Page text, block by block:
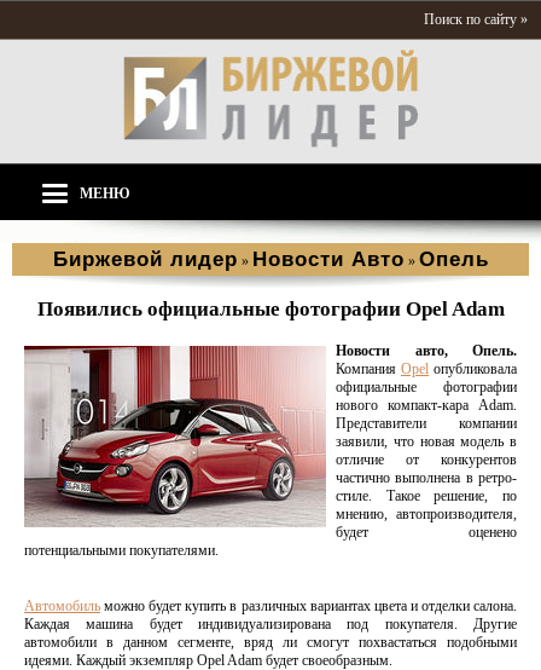
Поиск по сайту »
МЕНЮ
Биржевой лидер » Новости Aвто » Опель
Появились официальные фотографии Opel Adam
Новости авто, Опель.
Компания Opel опубликовала
официальные фотографии
нового компакт-кара Adam.
Представители компании
заявили, что новая модель в
отличие от конкурентов
частично выполнена в ретро-
стиле. Такое решение, по
мнению, автопроизводителя,
будет оценено
потенциальными покупателями.
Автомобиль можно будет купить в различных вариантах цвета и отделки салона.
Каждая машина будет индивидуализирована под покупателя. Другие
автомобили в данном сегменте, вряд ли смогут похвастаться подобными
идеями. Каждый экземпляр Opel Adam будет своеобразным.